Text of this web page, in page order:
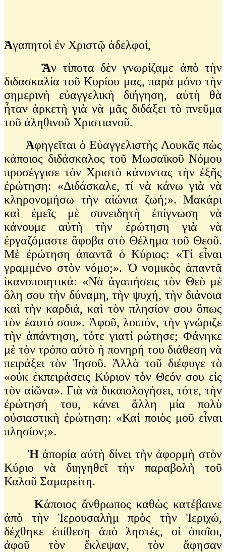
Ἀγαπητοὶ ἐν Χριστῷ ἀδελφοί,
Ἂν τίποτα δὲν γνωρίζαμε ἀπὸ τὴν
διδασκαλία τοῦ Κυρίου μας, παρὰ μόνο τὴν
σημερινὴ εὐαγγελικὴ διήγηση, αὐτὴ θὰ
ἦταν ἀρκετὴ γιὰ νὰ μᾶς διδάξει τὸ πνεῦμα
τοῦ ἀληθινοῦ Χριστιανοῦ.
Ἀφηγεῖται ὁ Εὐαγγελιστὴς Λουκᾶς πὼς
κάποιος διδάσκαλος τοῦ Μωσαϊκοῦ Νόμου
προσέγγισε τὸν Χριστὸ κάνοντας τὴν ἑξῆς
ἐρώτηση: «Διδάσκαλε, τί νὰ κάνω γιὰ νὰ
κληρονομήσω τὴν αἰώνια ζωή;». Μακάρι
καὶ ἐμεῖς μὲ συνειδητὴ ἐπίγνωση νὰ
κάνουμε αὐτὴ τὴν ἐρώτηση γιὰ νὰ
ἐργαζόμαστε ἄφοβα στὸ Θέλημα τοῦ Θεοῦ.
Μὲ ἐρώτηση ἀπαντᾶ ὁ Κύριος: «Τί εἶναι
γραμμένο στὸν νόμο;». Ὁ νομικὸς ἀπαντᾶ
ἱκανοποιητικά: «Νὰ ἀγαπήσεις τὸν Θεὸ μὲ
ὅλη σου τὴν δύναμη, τὴν ψυχή, τὴν διάνοια
καὶ τὴν καρδιά, καὶ τὸν πλησίον σου ὅπως
τὸν ἑαυτό σου». Ἀφοῦ, λοιπόν, τὴν γνώριζε
τὴν ἀπάντηση, τότε γιατί ρώτησε; Φάνηκε
μὲ τὸν τρόπο αὐτὸ ἡ πονηρή του διάθεση νὰ
πειράξει τὸν Ἰησοῦ. Ἀλλὰ τοῦ διέφυγε τὸ
«οὐκ ἐκπειράσεις Κύριον τὸν Θεόν σου εἰς
τὸν αἰῶνα». Γιὰ νὰ δικαιολογήσει, τότε, τὴν
ἐρώτησή του, κάνει ἄλλη μία πολὺ
οὐσιαστικὴ ἐρώτηση: «Καί ποιὸς μοῦ εἶναι
πλησίον;».
Ἡἀπορία αὐτὴ δίνει τὴν ἀφορμὴ στὸν
Κύριο νὰ διηγηθεῖ τὴν παραβολὴ τοῦ
Καλοῦ Σαμαρείτη.
Κάποιος ἄνθρωπος καθὼς κατέβαινε
ἀπὸ τὴν Ἱερουσαλὴμ πρὸς τὴν Ἱεριχώ,
δέχθηκε ἐπίθεση ἀπὸ ληστές, οἱ ὁποῖοι,
ἀφοῦ τὸν ἔκλεψαν, τὸν ἄφησαν